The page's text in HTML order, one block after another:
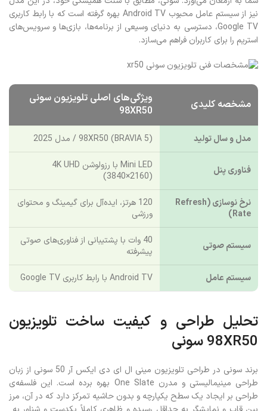
نیز از سیستم عامل محبوب Android TV بهره گرفته است که با رابط کاربری
Google TV، دسترسی به دنیای وسیعی از برنامه‌ها، بازی‌ها و سرویس‌های
استریم را برای کاربران فراهم می‌سازد.
مشخصه کلیدی
ویژگی‌های اصلی تلویزیون سونی
98XR50
مدل و سال تولید 98XR50 (BRAVIA 5) / مدل 2025
فناوری پنل
Mini LED با رزولوشن 4K UHD
(3840×2160)
نرخ نوسازی (Refresh
Rate)
120 هرتز، ایده‌آل برای گیمینگ و محتوای
ورزشی
سیستم صوتی
40 وات با پشتیبانی از فناوری‌های صوتی
پیشرفته
سیستم عامل Android TV با رابط کاربری Google TV
تحلیل طراحی و کیفیت ساخت تلویزیون
98XR50 سونی
برند سونی در طراحی تلویزیون مینی ال ای دی ایکس آر 50 سونی از زبان
طراحی مینیمالیستی و مدرن One Slate بهره برده است. این فلسفه‌ی
طراحی بر ایجاد یک سطح یکپارچه و بدون حاشیه تمرکز دارد که در آن، مرز